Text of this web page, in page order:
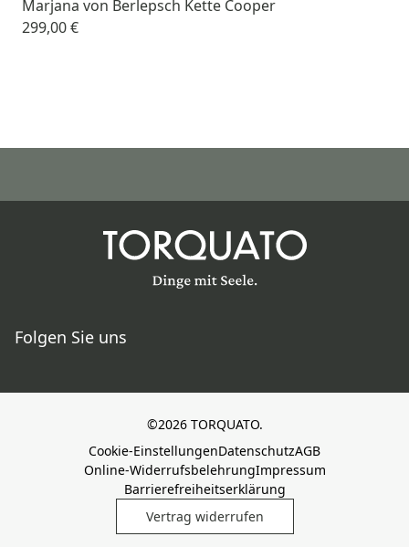
Marjana von Berlepsch Kette Cooper
299,00 €
Folgen Sie uns
©2026 TORQUATO.
Cookie-EinstellungenDatenschutzAGB
Online-WiderrufsbelehrungImpressum
Barrierefreiheitserklärung
Vertrag widerrufen